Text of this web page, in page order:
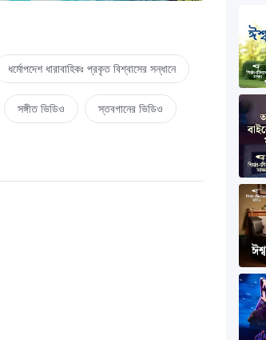
ধর্মোপদেশ ধারাবাহিকঃ প্রকৃত বিশ্বাসের সন্ধানে
সঙ্গীত ভিডিও স্তবগানের ভিডিও